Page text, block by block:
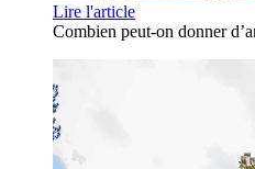
Lire l'article
Combien peut-on donner